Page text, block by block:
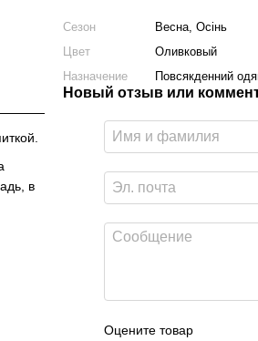
в
Сезон
Весна, Осінь
Цвет
Оливковый
Назначение
Повсякденний
Новый отзыв или
Оцените товар